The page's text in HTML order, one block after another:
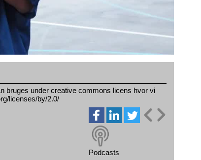
bruges under creative commons licens hvor vi
licenses/by/2.0/
Podcasts